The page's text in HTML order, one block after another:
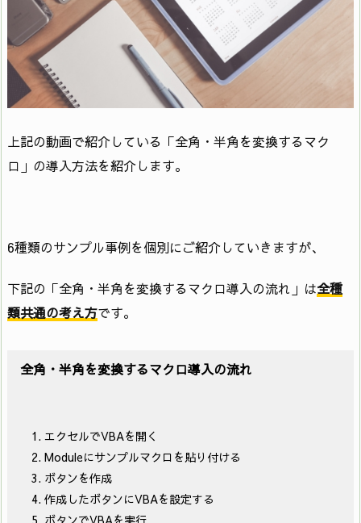
上記の動画で紹介している「全角・半角を変換するマク
ロ」の導入方法を紹介します。
6種類のサンプル事例を個別にご紹介していきますが、
下記の「全角・半角を変換するマクロ導入の流れ」は全種
類共通の考え方です。
全角・半角を変換するマクロ導入の流れ
エクセルでVBAを開く
Moduleにサンプルマクロを貼り付ける
ボタンを作成
作成したボタンにVBAを設定する